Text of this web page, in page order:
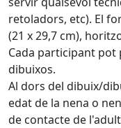
retoladors, etc). El
(21 x 29,7 cm),
Cada participant pot
dibuixos.
Al dors del dibuix/
edat de la nena o
de contacte de